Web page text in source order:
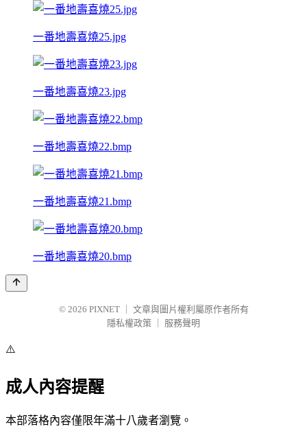
一番地壽喜燒25.jpg
一番地壽喜燒23.jpg
一番地壽喜燒22.bmp
一番地壽喜燒21.bmp
一番地壽喜燒20.bmp
© 2026 PIXNET
文章與圖片權利屬原作者所有
隱私權政策
服務聲明
⚠️
成人內容提醒
本部落格內容僅限年滿十八歲者瀏覽。